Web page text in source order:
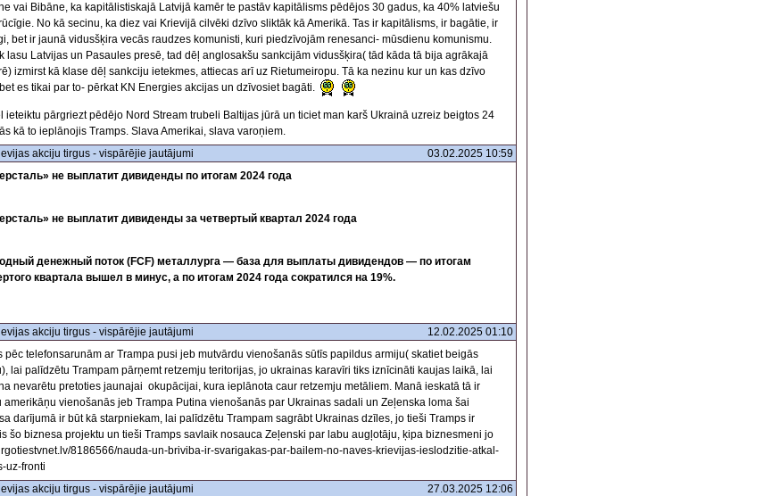
vai Bibāne, ka kapitālistiskajā Latvijā kamēr te pastāv kapitālisms pēdējos 30 gadus, ka 40% latviešu
No kā secinu, ka diez vai Krievijā cilvēki dzīvo sliktāk kā Amerikā. Tas ir kapitālisms, ir bagātie, ir
bet ir jaunā vidusšķira vecās raudzes komunisti, kuri piedzīvojām renesanci- mūsdienu komunismu.
lasu Latvijas un Pasaules presē, tad dēļ anglosakšu sankcijām vidusšķira( tād kāda tā bija agrākajā
izmirst kā klase dēļ sankciju ietekmes, attiecas arī uz Rietumeiropu. Tā ka nezinu kur un kas dzīvo
es tikai par to- pērkat KN Energies akcijas un dzīvosiet bagāti.
ieteiktu pārgriezt pēdējo Nord Stream trubeli Baltijas jūrā un ticiet man karš Ukrainā uzreiz beigtos 24
kā to ieplānojis Tramps. Slava Amerikai, slava varoņiem.
akciju tirgus - vispārējie jautājumi
03.02.2025 10:59
не выплатит дивиденды по итогам 2024 года
не выплатит дивиденды за четвертый квартал 2024 года
денежный поток (FCF) металлурга — база для выплаты дивидендов — по итогам
квартала вышел в минус, а по итогам 2024 года сократился на 19%.
akciju tirgus - vispārējie jautājumi
12.02.2025 01:10
pēc telefonsarunām ar Trampa pusi jeb mutvārdu vienošanās sūtīs papildus armiju( skatiet beigās
lai palīdzētu Trampam pārņemt retzemju teritorijas, jo ukrainas karavīri tiks iznīcināti kaujas laikā, lai
nevarētu pretoties jaunajai okupācijai, kura ieplānota caur retzemju metāliem. Manā ieskatā tā ir
amerikāņu vienošanās jeb Trampa Putina vienošanās par Ukrainas sadali un Zeļenska loma šai
darījumā ir būt kā starpniekam, lai palīdzētu Trampam sagrābt Ukrainas dzīles, jo tieši Tramps ir
šo biznesa projektu un tieši Tramps savlaik nosauca Zeļenski par labu augļotāju, ķipa biznesmeni jo
8186566/nauda-un-briviba-ir-svarigakas-par-bailem-no-naves-krievijas-ieslodzitie-atkal-
uz-fronti
akciju tirgus - vispārējie jautājumi 27.03.2025 12:06